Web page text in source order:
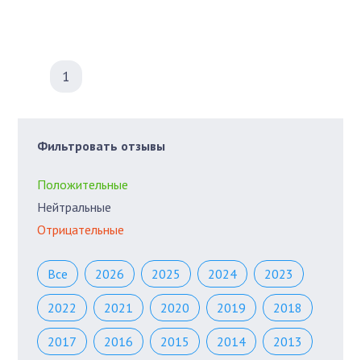
1
Фильтровать отзывы
Положительные
Нейтральные
Отрицательные
Все 2026 2025 2024 2023
2022 2021 2020 2019 2018
2017 2016 2015 2014 2013